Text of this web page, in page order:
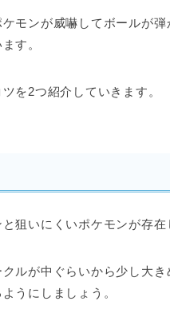
モンが威嚇してボールが弾
す。
を2つ紹介していきます。
狙いにくいポケモンが存在
ルが中ぐらいから少し大き
ようにしましょう。